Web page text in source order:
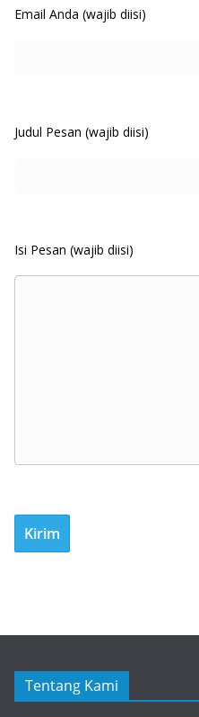
Email Anda (wajib diisi)
Judul Pesan (wajib diisi)
Isi Pesan (wajib diisi)
Tentang Kami